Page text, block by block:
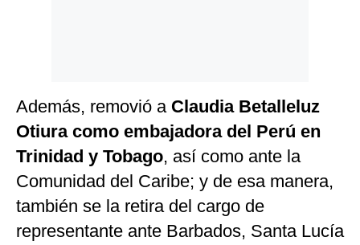
Además, removió a Claudia Betalleluz
Otiura como embajadora del Perú en
Trinidad y Tobago, así como ante la
Comunidad del Caribe; y de esa manera,
también se la retira del cargo de
representante ante Barbados, Santa Lucía